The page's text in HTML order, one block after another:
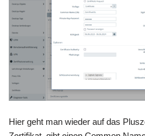
Hier geht man wieder auf das